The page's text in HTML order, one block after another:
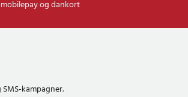
og dankort
kampagner.